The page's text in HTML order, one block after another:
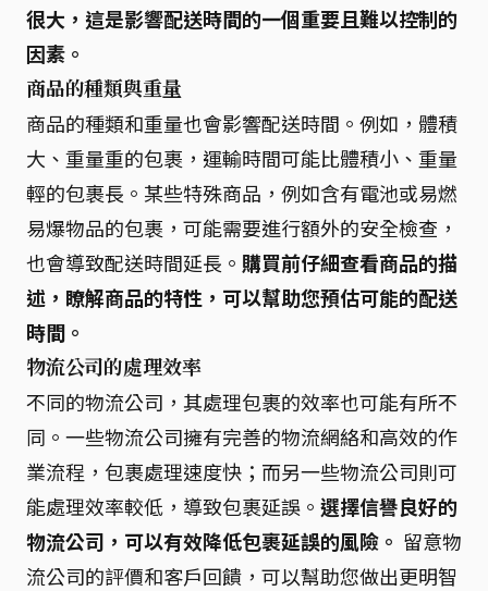
很大，這是影響配送時間的一個重要且難以控制的
因素。
商品的種類與重量
商品的種類和重量也會影響配送時間。例如，體積
大、重量重的包裹，運輸時間可能比體積小、重量
輕的包裹長。某些特殊商品，例如含有電池或易燃
易爆物品的包裹，可能需要進行額外的安全檢查，
也會導致配送時間延長。 購買前仔細查看商品的描
述，瞭解商品的特性，可以幫助您預估可能的配送
時間。
物流公司的處理效率
不同的物流公司，其處理包裹的效率也可能有所不
同。一些物流公司擁有完善的物流網絡和高效的作
業流程，包裹處理速度快；而另一些物流公司則可
能處理效率較低，導致包裹延誤。 選擇信譽良好的
物流公司，可以有效降低包裹延誤的風險。 留意物
流公司的評價和客戶回饋，可以幫助您做出更明智